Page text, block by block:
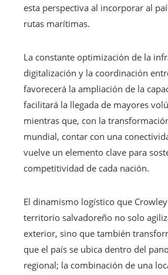
esta perspectiva al incorporar al
rutas marítimas.
La constante optimización de la
digitalización y la coordinación
favorecerá la ampliación de la
facilitará la llegada de mayores
mientras que, con la
mundial, contar con una
vuelve un elemento clave para
competitividad de cada nación.
El dinamismo logístico que
territorio salvadoreño no solo
exterior, sino que también
que el país se ubica dentro del
regional; la combinación de una